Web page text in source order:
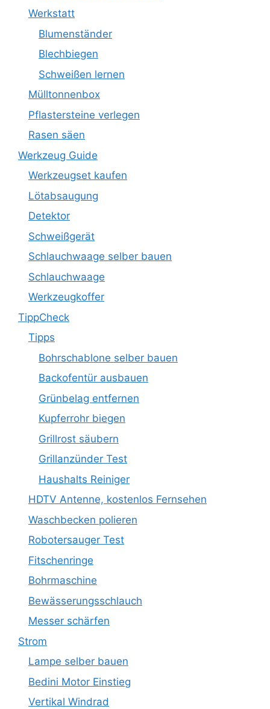
Werkstatt
Blumenständer
Blechbiegen
Schweißen lernen
Mülltonnenbox
Pflastersteine verlegen
Rasen säen
Werkzeug Guide
Werkzeugset kaufen
Lötabsaugung
Detektor
Schweißgerät
Schlauchwaage selber bauen
Schlauchwaage
Werkzeugkoffer
TippCheck
Tipps
Bohrschablone selber bauen
Backofentür ausbauen
Grünbelag entfernen
Kupferrohr biegen
Grillrost säubern
Grillanzünder Test
Haushalts Reiniger
HDTV Antenne, kostenlos Fernsehen
Waschbecken polieren
Robotersauger Test
Fitschenringe
Bohrmaschine
Bewässerungsschlauch
Messer schärfen
Strom
Lampe selber bauen
Bedini Motor Einstieg
Vertikal Windrad